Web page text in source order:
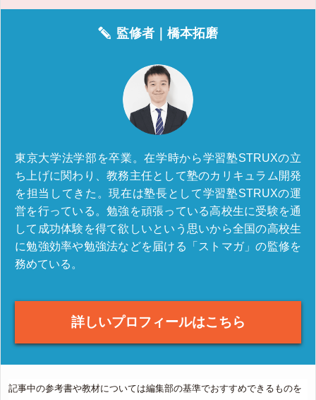
監修者｜橋本拓磨
東京大学法学部を卒業。在学時から学習塾STRUXの立
ち上げに関わり、教務主任として塾のカリキュラム開発
を担当してきた。現在は塾長として学習塾STRUXの運
営を行っている。勉強を頑張っている高校生に受験を通
して成功体験を得て欲しいという思いから全国の高校生
に勉強効率や勉強法などを届ける「ストマガ」の監修を
務めている。
詳しいプロフィールはこちら
記事中の参考書や教材については編集部の基準でおすすめできるものを